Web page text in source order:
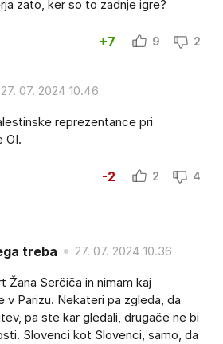
zato, ker so to zadnje igre?
+7 9 2
27. 07. 2024 10.46
reprezentance pri
OI.
-2 2 4
treba 27. 07. 2024 10.36
Žana Serčiča in nimam kaj
v Parizu. Nekateri pa zgleda, da
pa ste kar gledali, drugače ne bi
Slovenci kot Slovenci, samo, da